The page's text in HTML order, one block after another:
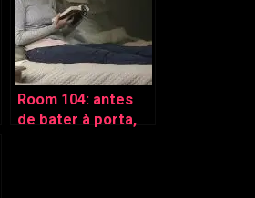
Room 104: antes
de bater à porta,